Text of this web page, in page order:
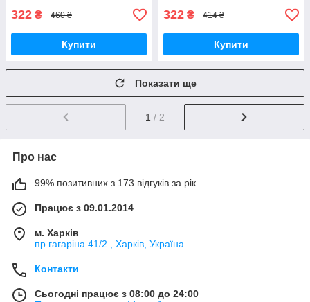
322 ₴ 460 ₴
Купити
322 ₴ 414 ₴
Купити
Показати ще
1 / 2
Про нас
99% позитивних з 173 відгуків за рік
Працює з 09.01.2014
м. Харків
пр.гагаріна 41/2 , Харків, Україна
Контакти
Сьогодні працює з 08:00 до 24:00